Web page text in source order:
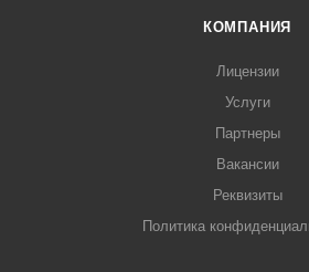
КОМПАНИЯ
Лицензии
Услуги
Партнеры
Вакансии
Реквизиты
Политика